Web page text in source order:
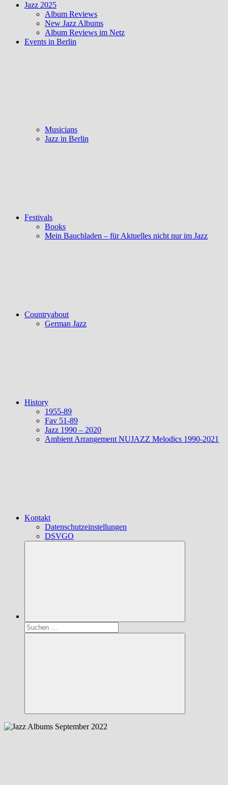
Jazz 2025
Album Reviews
New Jazz Albums
Album Reviews im Netz
Events in Berlin
Musicians
Jazz in Berlin
Festivals
Books
Mein Bauchladen – für Aktuelles nicht nur im Jazz
Countryabout
German Jazz
History
1955-89
Fav 51-89
Jazz 1990 – 2020
Ambient Arrangement NUJAZZ Melodics 1990-2021
Kontakt
Datenschutzeinstellungen
DSVGO
Suchen
nach:
Suchen